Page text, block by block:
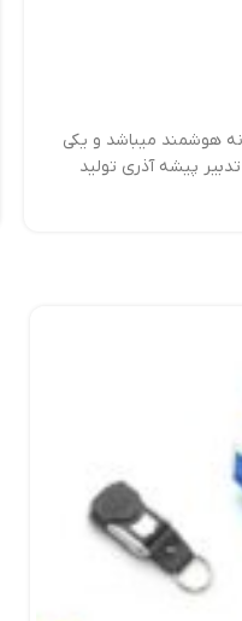
هوشمند میباشد و یکی
پیشه آذری تولید